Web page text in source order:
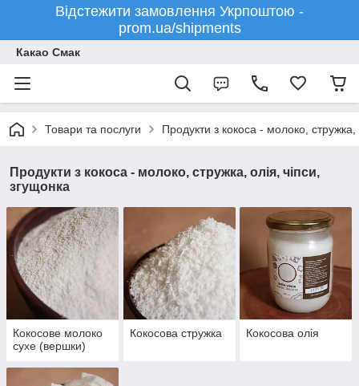
Відстежити замовлення Укрпоштою -
prom.ua/shipments
Какао Смак
Товари та послуги Продукти з кокоса - молоко, стружка,
Продукти з кокоса - молоко, стружка, олія, чіпси,
згущонка
Кокосове молоко
сухе (вершки)
Кокосова стружка Кокосова олія